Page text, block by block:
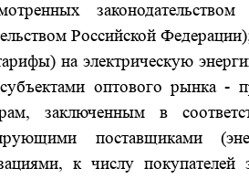
Российской
на электрическую
оптового рынка -
заключенным в
поставщиками
к числу покупателей